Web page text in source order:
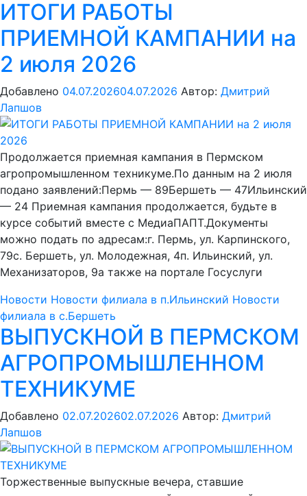
ИТОГИ РАБОТЫ
ПРИЕМНОЙ КАМПАНИИ на
2 июля 2026
Добавлено 04.07.202604.07.2026 Автор: Дмитрий
Лапшов
Продолжается приемная кампания в Пермском
агропромышленном техникуме.По данным на 2 июля
подано заявлений:Пермь — 89Бершеть — 47Ильинский
— 24 Приемная кампания продолжается, будьте в
курсе событий вместе с МедиаПАПТ.Документы
можно подать по адресам:г. Пермь, ул. Карпинского,
79с. Бершеть, ул. Молодежная, 4п. Ильинский, ул.
Механизаторов, 9а также на портале Госуслуги
Новости Новости филиала в п.Ильинский Новости
филиала в с.Бершеть
ВЫПУСКНОЙ В ПЕРМСКОМ
АГРОПРОМЫШЛЕННОМ
ТЕХНИКУМЕ
Добавлено 02.07.202602.07.2026 Автор: Дмитрий
Лапшов
Торжественные выпускные вечера, ставшие